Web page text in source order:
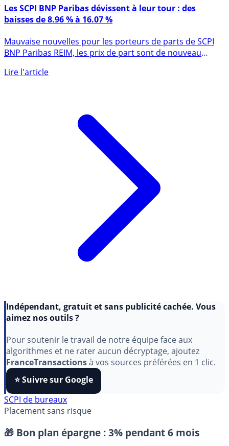
17 septembre 2024
baisses de 8.96 % à 16.07 %
BNP Paribas REIM, les prix de part sont de nouveau
aimez nos outils ?
Pour soutenir le travail de notre équipe face aux
algorithmes et ne rater aucun décryptage, ajoutez
FranceTransactionsà vos sources préférées en 1 clic.
⭐️ Suivre sur Google
Placement sans risque